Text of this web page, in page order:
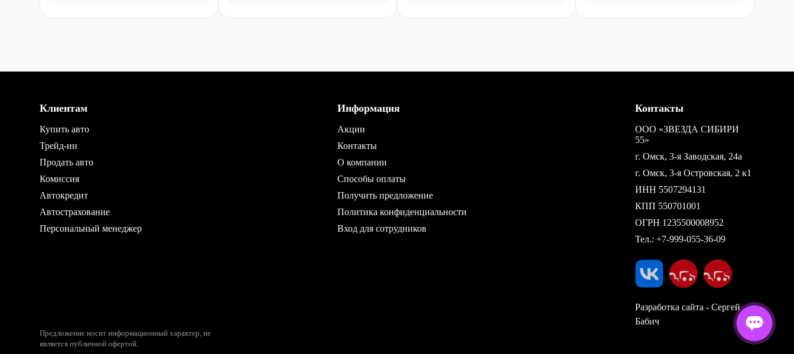
Клиентам
Купить авто
Трейд-ин
Продать авто
Комиссия
Автокредит
Автострахование
Персональный менеджер
Информация
Акции
Контакты
О компании
Способы оплаты
Получить предложение
Политика конфиденциальности
Вход для сотрудников
Контакты
ООО «ЗВЕЗДА СИБИРИ
55»
г. Омск, 3-я Заводская, 24а
г. Омск, 3-я Островская, 2 к1
ИНН 5507294131
КПП 550701001
ОГРН 1235500008952
Тел.:+7-999-055-36-09
Разработка сайта - Сергей
Бабич
Предложение носит информационный характер, не
является публичной офертой.